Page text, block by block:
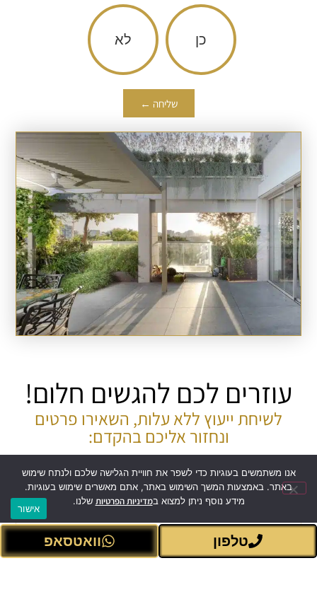
כן לא
שליחה ←
עוזרים לכם להגשים חלום!
לשיחת ייעוץ ללא עלות, השאירו פרטים
ונחזור אליכם בהקדם:
טלפון וואטסאפ
אנו משתמשים בעוגיות כדי לשפר את חוויית הגלישה שלכם ולנתח שימוש
באתר. באמצעות המשך השימוש באתר, אתם מאשרים שימוש בעוגיות.
מידע נוסף ניתן למצוא במדיניות הפרטיות שלנו.
אישור